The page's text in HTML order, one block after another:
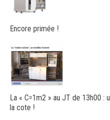
Encore primée !
La « C=1m2 » au JT de 13h00 :
la cote !